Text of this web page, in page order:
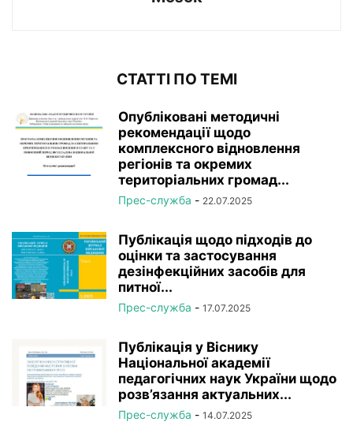
СТАТТІ ПО ТЕМІ
Опубліковані методичні
рекомендації щодо
комплексного відновлення
регіонів та окремих
територіальних громад...
Прес-служба - 22.07.2025
Публікація щодо підходів до
оцінки та застосування
дезінфекційних засобів для
питної...
Прес-служба - 17.07.2025
Публікація у Віснику
Національної академії
педагогічних наук України щодо
розв’язання актуальних...
Прес-служба - 14.07.2025